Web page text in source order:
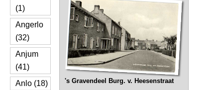
(1)
Angerlo
(32)
Anjum
(41)
Anlo (18)
's Gravendeel Burg. v. Heesenstraat